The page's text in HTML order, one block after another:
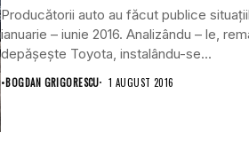
Producătorii auto au făcut publice
ianuarie – iunie 2016. Analizându – le,
depășește Toyota, instalându-se...
•BOGDAN GRIGORESCU 1 AUGUST 2016